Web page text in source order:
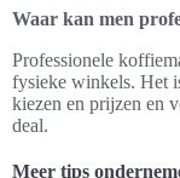
Waar kan men
Professionele
fysieke winkels. Het
kiezen en prijzen en
deal.
Meer tips